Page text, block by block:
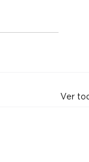
Ver